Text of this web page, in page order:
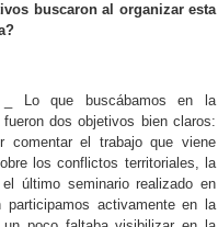
buscaron al organizar esta
_ Lo que buscábamos en la
dos objetivos bien claros:
comentar el trabajo que viene
los conflictos territoriales, la
último seminario realizado en
participamos activamente en la